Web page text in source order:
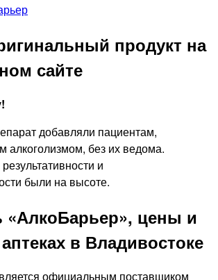
добавляли пациентам,
алкоголизмом, без их ведома.
и
были на высоте.
«АлкоБарьер», цены и
в Владивостоке
официальным поставщиком